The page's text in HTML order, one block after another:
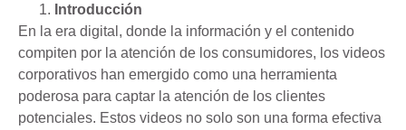
Introducción
En la era digital, donde la información y el contenido
compiten por la atención de los consumidores, los videos
corporativos han emergido como una herramienta
poderosa para captar la atención de los clientes
potenciales. Estos videos no solo son una forma efectiva